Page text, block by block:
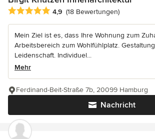
Durchschnittliche Bewertung: 4.9 von 5
4,9 (18 Bewertungen)
Mein Ziel ist es, dass Ihre Wohnung zum
Arbeitsbereich zum Wohlfühlplatz.
Leidenschaft. Individuel...
Mehr
Nachricht
Ferdinand-Beit-Straße 7b, 20099 Hamburg